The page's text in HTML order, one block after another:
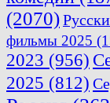
(2070)
фильмы 2025
2023 (956)
2025 (812)